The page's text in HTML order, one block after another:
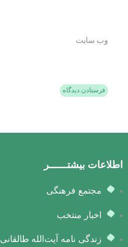
وب‌ سایت
اطلاعات بیشتــــــر
مجتمع فرهنگی
اخبار منتخب
زندگی نامه آیت‌الله طالقانی